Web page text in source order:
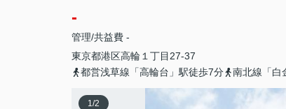
-
管理/共益費 -
東京都港区高輪 １丁目27-37
都営浅草線「高輪台」駅徒歩7分
南北線「白
1/2